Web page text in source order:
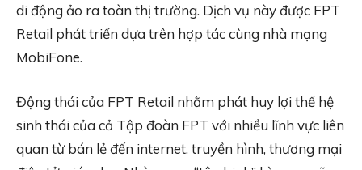
di động ảo ra toàn thị trường. Dịch vụ này được FPT
Retail phát triển dựa trên hợp tác cùng nhà mạng
MobiFone.
Động thái của FPT Retail nhằm phát huy lợi thế hệ
sinh thái của cả Tập đoàn FPT với nhiều lĩnh vực liên
quan từ bán lẻ đến internet, truyền hình, thương mại